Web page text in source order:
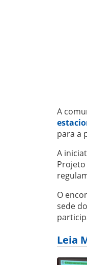
A
para a
A
Projeto
O
sede
Leia